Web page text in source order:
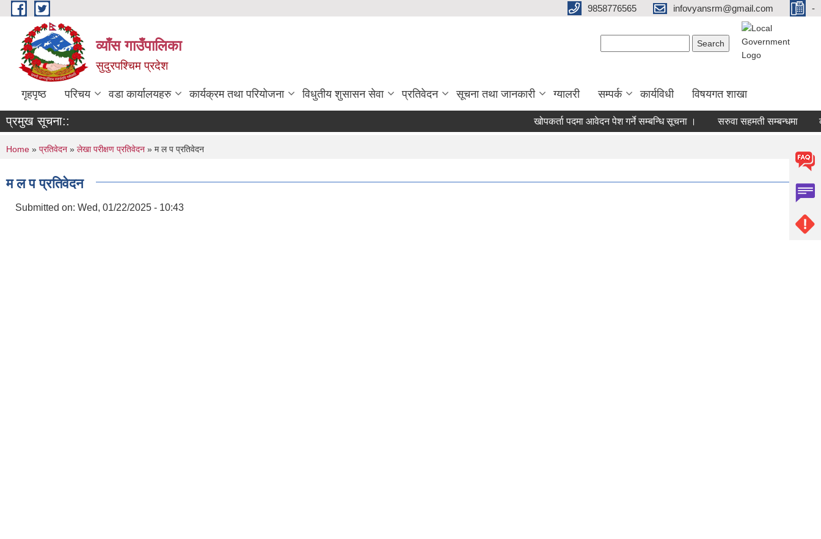
Skip to main content 9858776565 infovyansrm@gmail.com -
व्याँस गाउँपालिका
सुदुरपश्चिम प्रदेश
गृहपृष्ठ परिचय वडा कार्यालयहरु कार्यक्रम तथा परियोजना विधुतीय शुसासन सेवा प्रतिवेदन सूचना तथा जानकारी ग्यालरी सम्पर्क कार्यविधी विषयगत शाखा
प्रमुख सूचना:: खोपकर्ता पदमा आवेदन पेश गर्ने सम्बन्धि सूचना । सरुवा सहमती सम्बन्धमा
You are here
Home » प्रतिवेदन » लेखा परीक्षण प्रतिवेदन » म ल प प्रतिवेदन
म ल प प्रतिवेदन
Submitted on: Wed, 01/22/2025 - 10:43